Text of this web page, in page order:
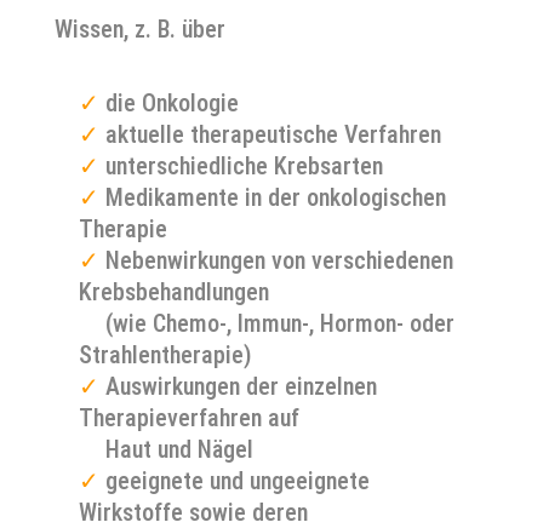
Wissen, z. B. über
✓ die Onkologie
✓ aktuelle therapeutische Verfahren
✓ unterschiedliche Krebsarten
✓ Medikamente in der onkologischen
Therapie
✓ Nebenwirkungen von verschiedenen
Krebsbehandlungen
(wie Chemo-, Immun-, Hormon- oder
Strahlentherapie)
✓ Auswirkungen der einzelnen
Therapieverfahren auf
Haut und Nägel
✓ geeignete und ungeeignete
Wirkstoffe sowie deren